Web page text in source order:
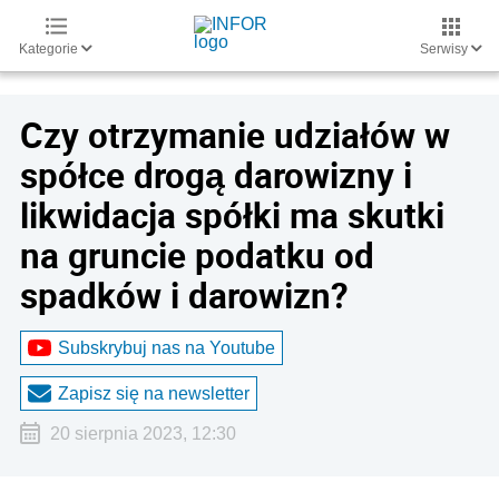
Kategorie Serwisy
Czy otrzymanie udziałów w
spółce drogą darowizny i
likwidacja spółki ma skutki
na gruncie podatku od
spadków i darowizn?
Subskrybuj nas na Youtube
Zapisz się na newsletter
20 sierpnia 2023, 12:30